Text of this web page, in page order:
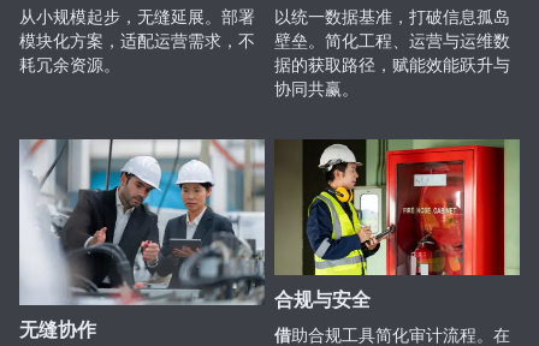
从小规模起步，无缝延展。部署
模块化方案，适配运营需求，不
耗冗余资源。
以统一数据基准，打破信息孤岛
壁垒。简化工程、运营与运维数
据的获取路径，赋能效能跃升与
协同共赢。
无缝协作
合规与安全
借助合规工具简化审计流程。在